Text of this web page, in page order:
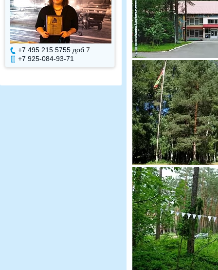
+7 495 215 5755 доб. 7
+7 925-084-93-71
+7 495 215 5755 доб.
+7 925-084-93-70